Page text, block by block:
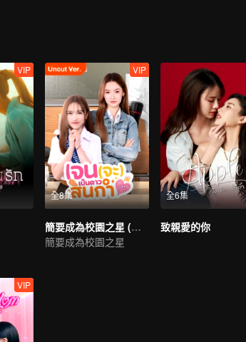
VIP
全8集
VIP
簡要成為校園之星 (未剪輯版)
簡要成為校園之星
全6集
致親愛的你
VIP